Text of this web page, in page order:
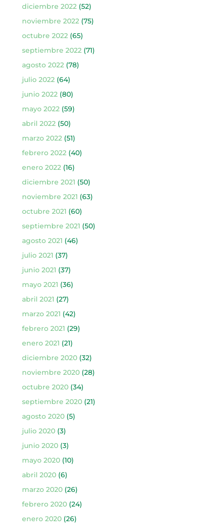
diciembre 2022 (52)
noviembre 2022 (75)
octubre 2022 (65)
septiembre 2022 (71)
agosto 2022 (78)
julio 2022 (64)
junio 2022 (80)
mayo 2022 (59)
abril 2022 (50)
marzo 2022 (51)
febrero 2022 (40)
enero 2022 (16)
diciembre 2021 (50)
noviembre 2021 (63)
octubre 2021 (60)
septiembre 2021 (50)
agosto 2021 (46)
julio 2021 (37)
junio 2021 (37)
mayo 2021 (36)
abril 2021 (27)
marzo 2021 (42)
febrero 2021 (29)
enero 2021 (21)
diciembre 2020(32)
noviembre 2020(28)
octubre 2020(34)
septiembre 2020(21)
agosto 2020(5)
julio 2020(3)
junio 2020(3)
mayo 2020(10)
abril 2020(6)
marzo 2020(26)
febrero 2020(24)
enero 2020(26)